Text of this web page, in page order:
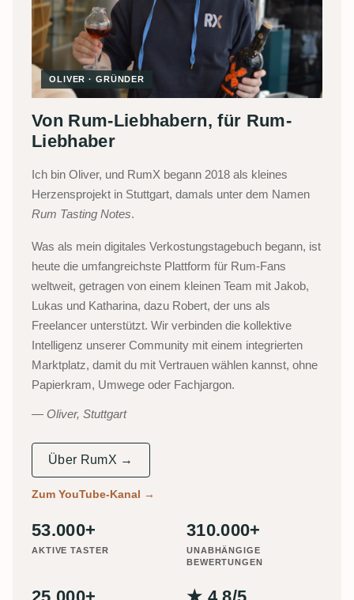
OLIVER · GRÜNDER
Von Rum-Liebhabern, für Rum-
Liebhaber
Ich bin Oliver, und RumX begann 2018 als kleines
Herzensprojekt in Stuttgart, damals unter dem Namen
Rum Tasting Notes.
Was als mein digitales Verkostungstagebuch begann, ist
heute die umfangreichste Plattform für Rum-Fans
weltweit, getragen von einem kleinen Team mit Jakob,
Lukas und Katharina, dazu Robert, der uns als
Freelancer unterstützt. Wir verbinden die kollektive
Intelligenz unserer Community mit einem integrierten
Marktplatz, damit du mit Vertrauen wählen kannst, ohne
Papierkram, Umwege oder Fachjargon.
Oliver, Stuttgart
Über RumX →
Zum YouTube-Kanal →
53.000+
AKTIVE TASTER
310.000+
UNABHÄNGIGE
BEWERTUNGEN